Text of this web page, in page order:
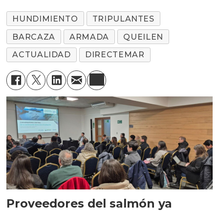
HUNDIMIENTO
TRIPULANTES
BARCAZA
ARMADA
QUEILEN
ACTUALIDAD
DIRECTEMAR
Proveedores del salmón ya